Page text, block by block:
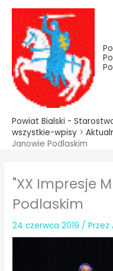
treści
Przejdź
treści
Powiat Bialski -
wszystkie-wpisy >
Janowie Podlaskim
"XX Impresje
Podlaskim
24 czerwca 2019 / Przez